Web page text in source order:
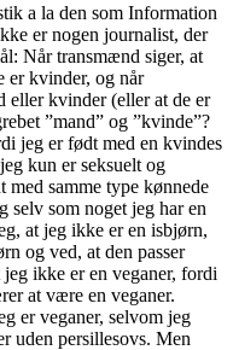
a la den som Information
er nogen journalist, der
Når transmænd siger, at
er kvinder, og når
eller kvinder (eller at de er
”mand” og ”kvinde”?
jeg er født med en kvindes
kun er seksuelt og
med samme type kønnede
selv som noget jeg har en
at jeg ikke er en isbjørn,
og ved, at den passer
ikke er en veganer, fordi
at være en veganer.
er veganer, selvom jeg
uden persillesovs. Men